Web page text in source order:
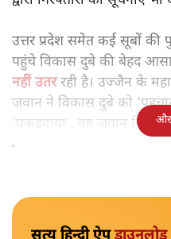
उत्तर प्रदेश समेत कई सूबों की
पहुंचे विकास दुबे की बेहद
नहीं उतररही है। उज्जैन के
जवान ने विकास दुबे को
‘पकड़वाया’, वह जवान जिस
बीजेपी के एक राज्यसभा सदस्य